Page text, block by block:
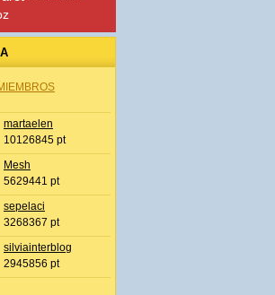
martaelen
10126845 pt
Mesh
5629441 pt
sepelaci
3268367 pt
silviainterblog
2945856 pt